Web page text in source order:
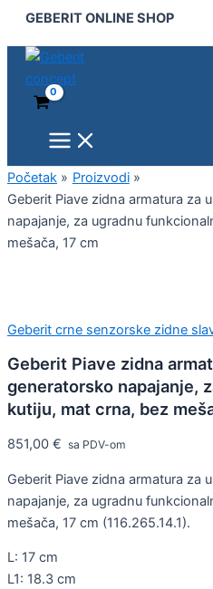
Pređi
sadržaj
GEBERIT ONLINE SHOP
Menu
Početak
Proizvodi
Geberit Piave zidna armatura za
napajanje, za ugradnu
mešača, 17 cm
Geberit crne senzorske zidne
Geberit Piave zidna
generatorsko napajanje,
kutiju, mat crna, bez
851,00 € sa PDV-om
Geberit Piave zidna armatura za
napajanje, za ugradnu
mešača, 17 cm (116.265.14.1).
L: 17 cm
L1: 18.3 cm
Piave
zidna
armatura
umivaonik,
napajanje,
ugradnu
funkcionalnu
kutiju,
mat
crna,
količina